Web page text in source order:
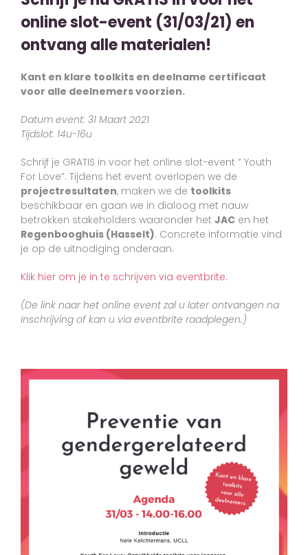
online slot-event (31/03/21) en
ontvang alle materialen!
Kant en klare toolkits en deelname certificaat
voor alle deelnemers voorzien.
Datum event: 31 Maart 2021
Tijdslot: 14u-16u
Schrijf je GRATIS in voor het online slot-event ” Youth
For Love”. Tijdens het event overlopen we de
projectresultaten, maken we de toolkits
beschikbaar en gaan we in dialoog met nauw
betrokken stakeholders waaronder het JAC en het
Regenbooghuis (Hasselt). Concrete informatie vind
je op de uitnodiging onderaan.
Klik hier om je in te schrijven via eventbrite.
(De link naar het online event zal u later ontvangen na
inschrijving of kan u via eventbrite raadplegen.)